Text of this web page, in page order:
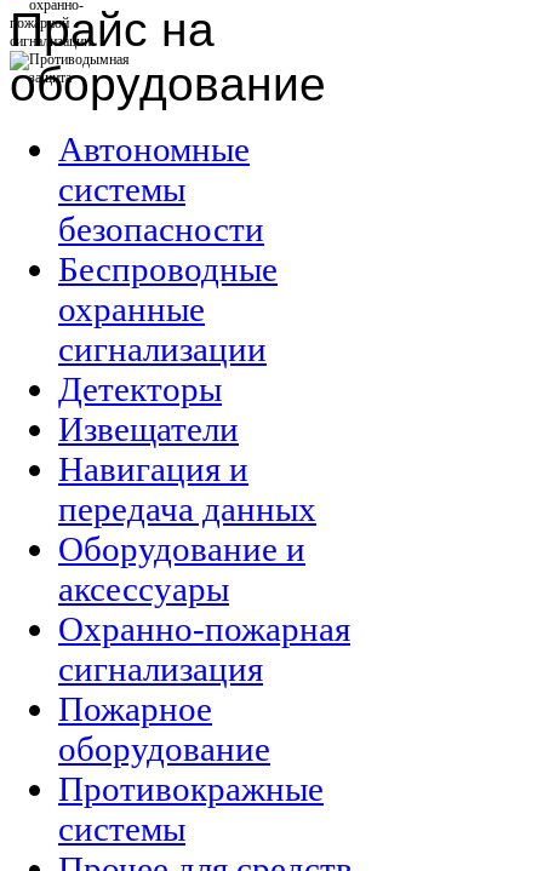
Прайс на
оборудование
Автономные
системы
безопасности
Беспроводные
охранные
сигнализации
Детекторы
Извещатели
Навигация и
передача данных
Оборудование и
аксессуары
Охранно-пожарная
сигнализация
Пожарное
оборудование
Противокражные
системы